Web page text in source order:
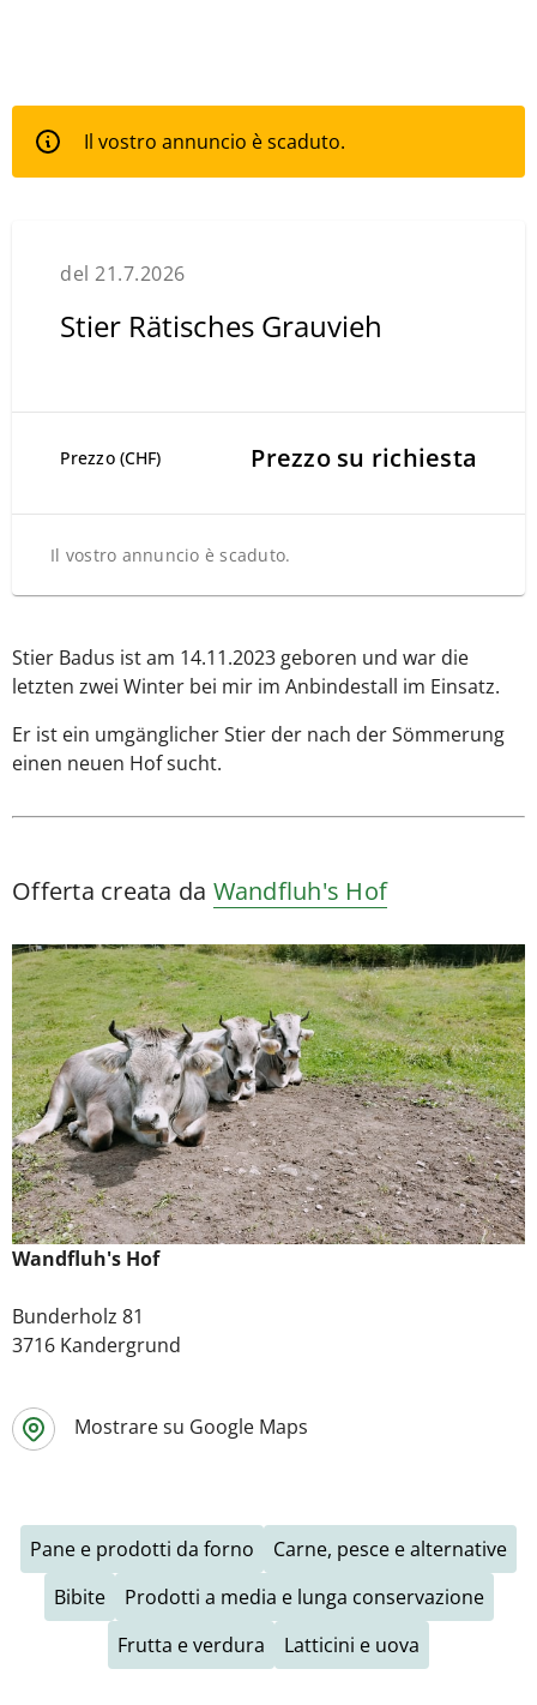
Il vostro annuncio è scaduto.
del 21.7.2026
Stier Rätisches Grauvieh
Prezzo (CHF) Prezzo su richiesta
Il vostro annuncio è scaduto.
Stier Badus ist am 14.11.2023 geboren und war die
letzten zwei Winter bei mir im Anbindestall im Einsatz.
Er ist ein umgänglicher Stier der nach der Sömmerung
einen neuen Hof sucht.
Offerta creata da Wandfluh's Hof
Wandfluh's Hof
Bunderholz 81
3716 Kandergrund
Mostrare su Google Maps
Pane e prodotti da forno
Carne, pesce e alternative
Bibite
Prodotti a media e lunga conservazione
Frutta e verdura
Latticini e uova